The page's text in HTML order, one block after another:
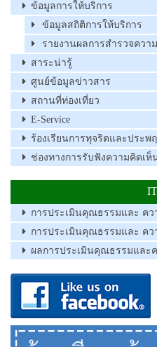
ข้อมูลการให้บริการ
ข้อมูลสถิติการให้บริการ
รายงานผลการสำรวจควา
สาระน่ารู้
ศูนย์ข้อมูลข่าวสาร
สถานที่ท่องเที่ยว
E-Service
ร้องเรียนการทุจริตและประพ
ช่องทางการรับฟังความคิดเห็
การประเมินคุณธรรมและ คว
การประเมินคุณธรรมและ คว
ผลการประเมินคุณธรรมและ